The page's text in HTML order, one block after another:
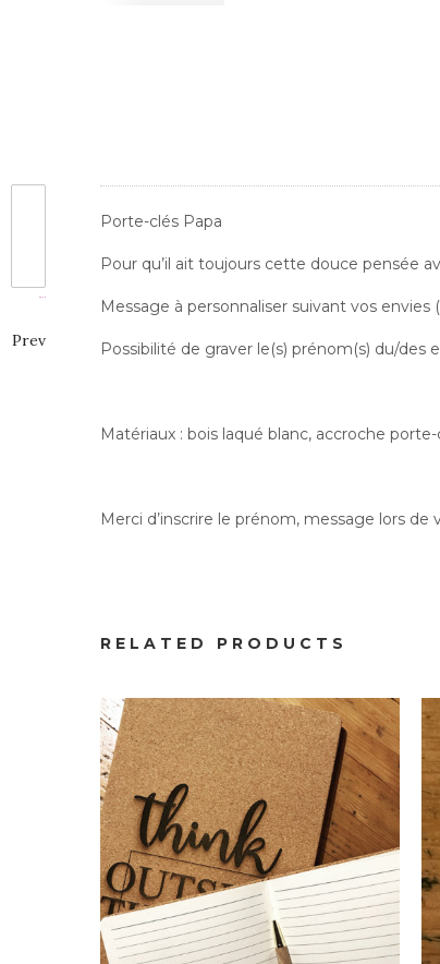
Prev
Porte-clés Papa
Pour qu’il ait toujours cette douce pensée
Message à personnaliser suivant vos envies
Possibilité de graver le(s) prénom(s) du/des
Matériaux : bois laqué blanc, accroche porte-
Merci d’inscrire le prénom, message lors
RELATED PRODUCTS
Carnet liège